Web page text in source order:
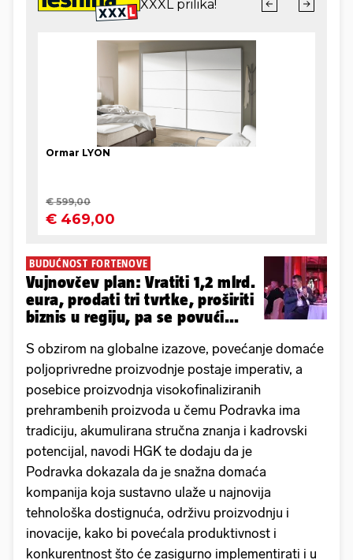
BUDUĆNOST FORTENOVE
Vujnovčev plan: Vratiti 1,2 mlrd.
eura, prodati tri tvrtke, proširiti
biznis u regiju, pa se povući...
S obzirom na globalne izazove, povećanje domaće
poljoprivredne proizvodnje postaje imperativ, a
posebice proizvodnja visokofinaliziranih
prehrambenih proizvoda u čemu Podravka ima
tradiciju, akumulirana stručna znanja i kadrovski
potencijal, navodi HGK te dodaju da je
Podravka dokazala da je snažna domaća
kompanija koja sustavno ulaže u najnovija
tehnološka dostignuća, održivu proizvodnju i
inovacije, kako bi povećala produktivnost i
konkurentnost što će zasigurno implementirati i u